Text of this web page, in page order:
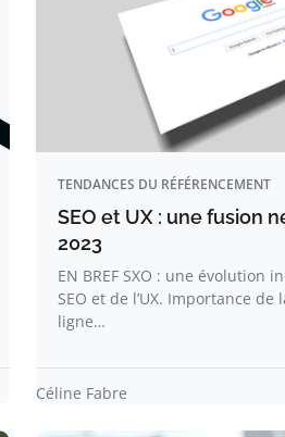
TENDANCES DU RÉFÉRENCEMENT
SEO et UX : une fusion
2023
EN BREF SXO : une évolution
SEO et de l’UX. Importance
ligne…
Céline Fabre